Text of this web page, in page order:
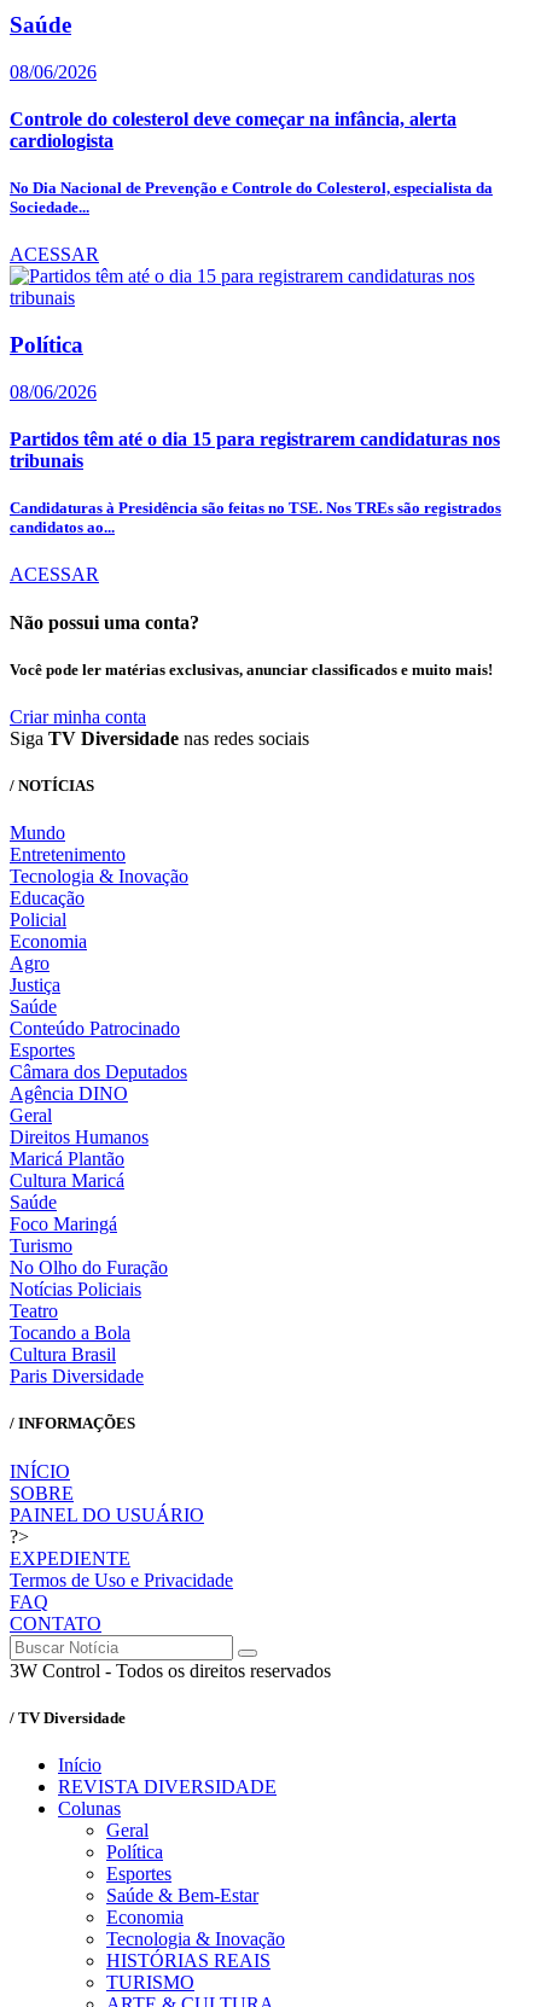
Saúde
08/06/2026
Controle do colesterol deve começar na infância, alerta
cardiologista
No Dia Nacional de Prevenção e Controle do Colesterol, especialista da
Sociedade...
ACESSAR
Política
08/06/2026
Partidos têm até o dia 15 para registrarem candidaturas nos
tribunais
Candidaturas à Presidência são feitas no TSE. Nos TREs são registrados
candidatos ao...
ACESSAR
Não possui uma conta?
Você pode ler matérias exclusivas, anunciar classificados e muito mais!
Criar minha conta
Siga TV Diversidade nas redes sociais
/ NOTÍCIAS
Mundo
Entretenimento
Tecnologia & Inovação
Educação
Policial
Economia
Agro
Justiça
Saúde
Conteúdo Patrocinado
Esportes
Câmara dos Deputados
Agência DINO
Geral
Direitos Humanos
Maricá Plantão
Cultura Maricá
Saúde
Foco Maringá
Turismo
No Olho do Furação
Notícias Policiais
Teatro
Tocando a Bola
Cultura Brasil
Paris Diversidade
/ INFORMAÇÕES
INÍCIO
SOBRE
PAINEL DO USUÁRIO
?>
EXPEDIENTE
Termos de Uso e Privacidade
FAQ
CONTATO
3W Control - Todos os direitos reservados
/ TV Diversidade
Início
REVISTA DIVERSIDADE
Colunas
Geral
Política
Esportes
Saúde & Bem-Estar
Economia
Tecnologia & Inovação
HISTÓRIAS REAIS
TURISMO